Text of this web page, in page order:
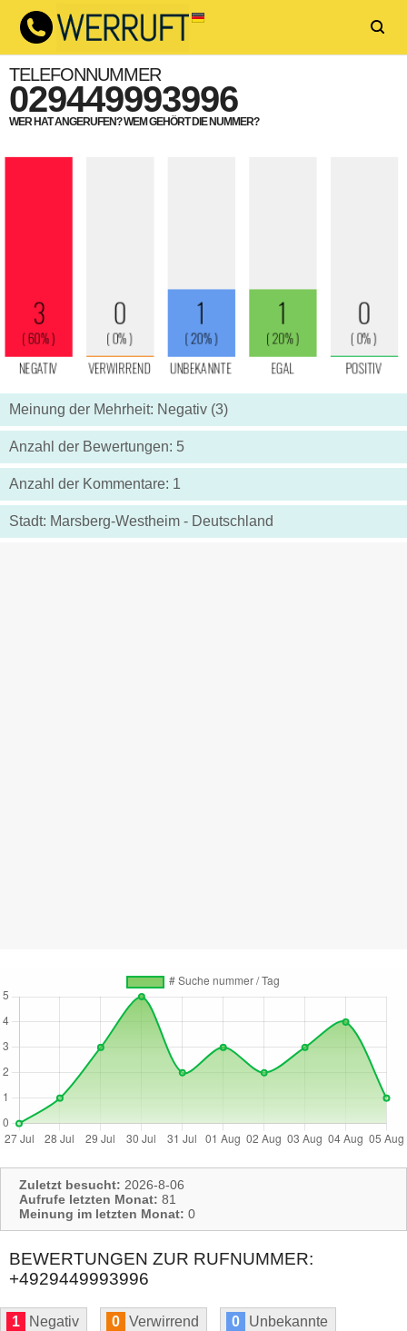
TELEFONNUMMER
029449993996
WER HAT ANGERUFEN? WEM GEHÖRT DIE NUMMER?
Meinung der Mehrheit: Negativ (3)
Anzahl der Bewertungen: 5
Anzahl der Kommentare: 1
Stadt: Marsberg-Westheim - Deutschland
Zuletzt besucht: 2026-8-06
Aufrufe letzten Monat: 81
Meinung im letzten Monat: 0
BEWERTUNGEN ZUR RUFNUMMER:
+4929449993996
1 Negativ 0 Verwirrend 0 Unbekannte